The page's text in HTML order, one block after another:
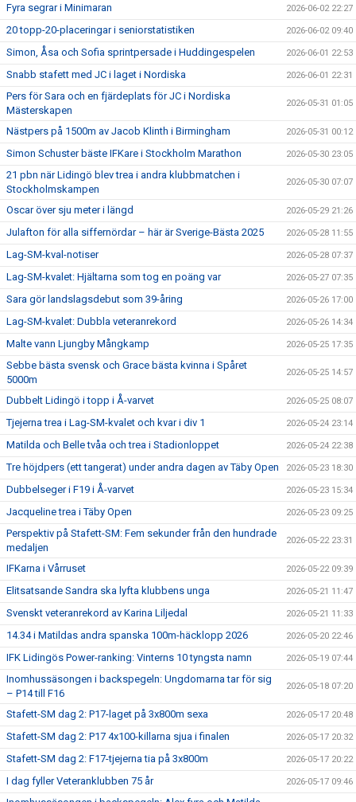
Fyra segrar i Minimaran 2026-06-02 22:27
20 topp-20-placeringar i seniorstatistiken 2026-06-02 09:40
Simon, Åsa och Sofia sprintpersade i Huddingespelen 2026-06-01 22:53
Snabb stafett med JC i laget i Nordiska 2026-06-01 22:31
Pers för Sara och en fjärdeplats för JC i Nordiska
Mästerskapen
2026-05-31 01:05
Nästpers på 1500m av Jacob Klinth i Birmingham 2026-05-31 00:12
Simon Schuster bäste IFKare i Stockholm Marathon 2026-05-30 23:05
21 pbn när Lidingö blev trea i andra klubbmatchen i
Stockholmskampen
2026-05-30 07:07
Oscar över sju meter i längd 2026-05-29 21:26
Julafton för alla siffernördar – här är Sverige-Bästa 2025 2026-05-28 11:55
Lag-SM-kval-notiser 2026-05-28 07:37
Lag-SM-kvalet: Hjältarna som tog en poäng var 2026-05-27 07:35
Sara gör landslagsdebut som 39-åring 2026-05-26 17:00
Lag-SM-kvalet: Dubbla veteranrekord 2026-05-26 14:34
Malte vann Ljungby Mångkamp 2026-05-25 17:35
Sebbe bästa svensk och Grace bästa kvinna i Spåret
5000m
2026-05-25 14:57
Dubbelt Lidingö i topp i Å-varvet 2026-05-25 08:07
Tjejerna trea i Lag-SM-kvalet och kvar i div 1 2026-05-24 23:14
Matilda och Belle tvåa och trea i Stadionloppet 2026-05-24 22:38
Tre höjdpers (ett tangerat) under andra dagen av Täby Open 2026-05-23 18:30
Dubbelseger i F19 i Å-varvet 2026-05-23 15:34
Jacqueline trea i Täby Open 2026-05-23 09:25
Perspektiv på Stafett-SM: Fem sekunder från den hundrade
medaljen
2026-05-22 23:31
IFKarna i Vårruset 2026-05-22 09:39
Elitsatsande Sandra ska lyfta klubbens unga 2026-05-21 11:47
Svenskt veteranrekord av Karina Liljedal 2026-05-21 11:33
14.34 i Matildas andra spanska 100m-häcklopp 2026 2026-05-20 22:46
IFK Lidingös Power-ranking: Vinterns 10 tyngsta namn 2026-05-19 07:44
Inomhussäsongen i backspegeln: Ungdomarna tar för sig
– P14 till F16
2026-05-18 07:20
Stafett-SM dag 2: P17-laget på 3x800m sexa 2026-05-17 20:48
Stafett-SM dag 2: P17 4x100-killarna sjua i finalen 2026-05-17 20:32
Stafett-SM dag 2: F17-tjejerna tia på 3x800m 2026-05-17 20:22
I dag fyller Veteranklubben 75 år 2026-05-17 09:46